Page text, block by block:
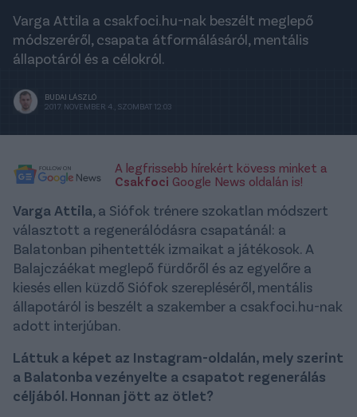
Varga Attila a csakfoci.hu-nak beszélt meglepő
módszeréről, csapata átformálásáról, mentális
állapotáról és a célokról.
BUDAI LÁSZLÓ
2017. NOVEMBER 4., SZOMBAT 12:03
A legfrissebb hírekért kövess minket a
Csakfoci Google News oldalán is!
Varga Attila, a Siófok trénere szokatlan módszert
választott a regenerálódásra csapatánál: a
Balatonban pihentették izmaikat a játékosok. A
Balajczáékat meglepő fürdőről és az egyelőre a
kiesés ellen küzdő Siófok szerepléséről, mentális
állapotáról is beszélt a szakember a csakfoci.hu-nak
adott interjúban.
Láttuk a képet az Instagram-oldalán, mely szerint
a Balatonba vezényelte a csapatot regenerálás
céljából. Honnan jött az ötlet?